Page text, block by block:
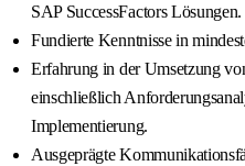
SAP SuccessFactors Lösungen.
Fundierte Kenntnisse in
Erfahrung in der Umsetzung
einschließlich
Implementierung.
Ausgeprägte